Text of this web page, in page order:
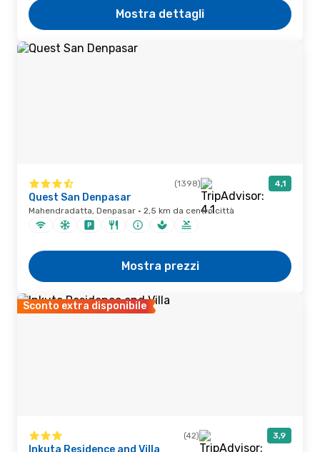
Mostra dettagli
(1398) 4,1
Quest San Denpasar
Mahendradatta, Denpasar · 2,5 km da centro città
Mostra prezzi
Sconto extra disponibile
(42) 3,9
Inkuta Residence and Villa